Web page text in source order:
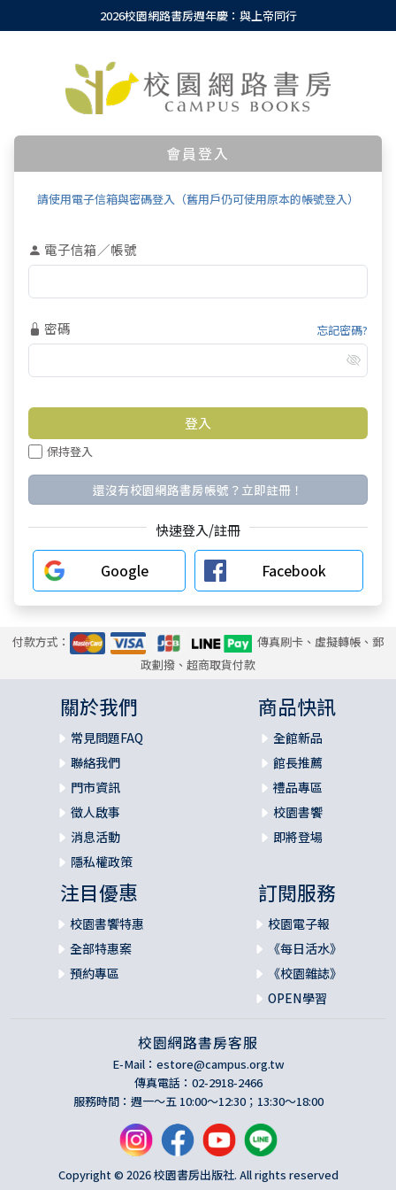
2026校園網路書房週年慶：與上帝同行
會員登入
請使用電子信箱與密碼登入（舊用戶仍可使用原本的帳號登入）
電子信箱／帳號
密碼 忘記密碼?
保持登入
還沒有校園網路書房帳號？立即註冊！
快速登入/註冊
Google Facebook
付款方式：
傳真刷卡、虛擬轉帳、郵
政劃撥、超商取貨付款
關於我們
常見問題FAQ
聯絡我們
門市資訊
徵人啟事
消息活動
隱私權政策
商品快訊
全館新品
館長推薦
禮品專區
校園書饗
即將登場
注目優惠
校園書饗特惠
全部特惠案
預約專區
訂閱服務
校園電子報
《每日活水》
《校園雜誌》
OPEN學習
校園網路書房客服
E-Mail： estore@campus.org.tw
傳真電話：02-2918-2466
服務時間：週一～五 10:00～12:30；13:30～18:00
Copyright © 2026 校園書房出版社. All rights reserved